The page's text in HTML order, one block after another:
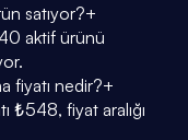
satıyor?+
aktif ürünü
fiyatı nedir?+
₺548, fiyat aralığı